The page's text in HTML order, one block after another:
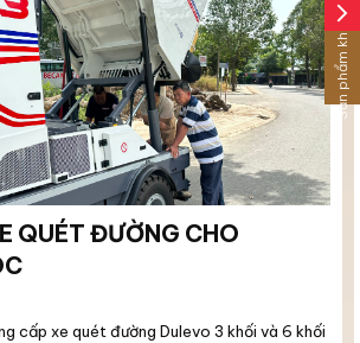
QUÉT ĐƯỜNG CHO
cấp xe quét đường Dulevo 3 khối và 6 khối
arrow_forward_ios
Sản phẩm khác